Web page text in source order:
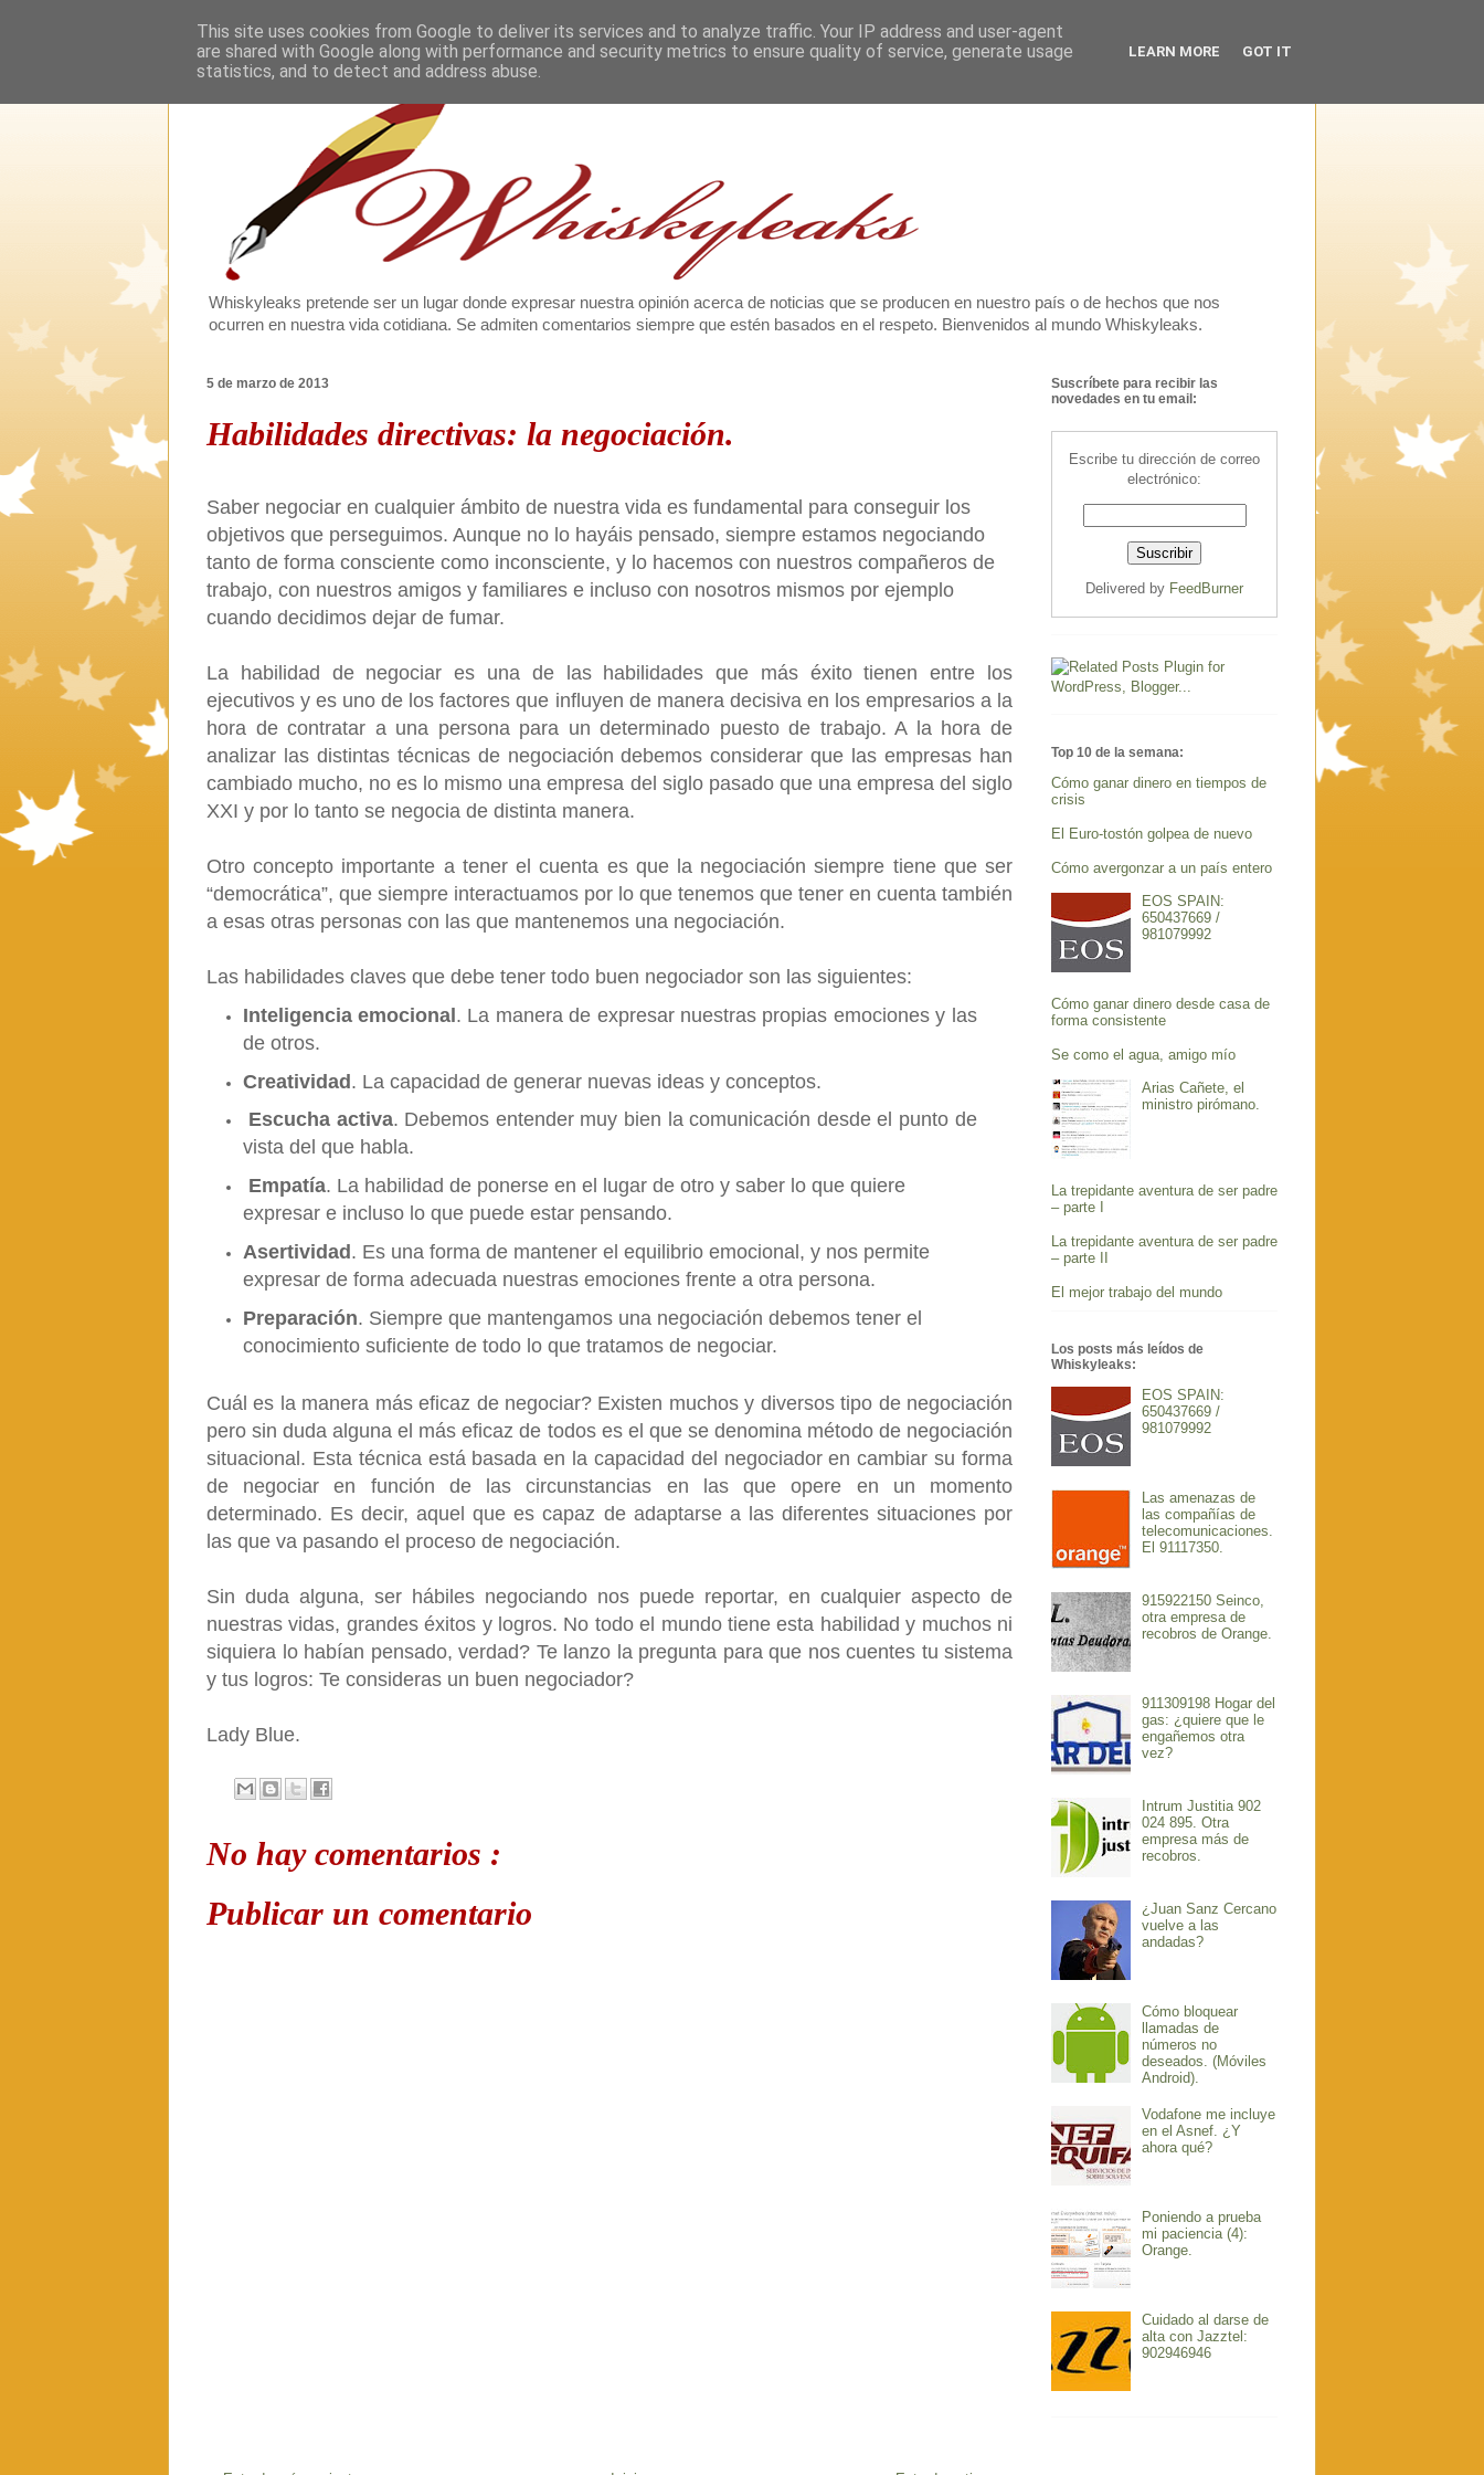
Whiskyleaks pretende ser un lugar donde expresar nuestra opinión acerca de noticias que se producen en nuestro país o de hechos que nos
ocurren en nuestra vida cotidiana. Se admiten comentarios siempre que estén basados en el respeto. Bienvenidos al mundo Whiskyleaks.
5 de marzo de 2013
Habilidades directivas: la negociación.
Saber negociar en cualquier ámbito de nuestra vida es fundamental para conseguir los
objetivos que perseguimos. Aunque no lo hayáis pensado, siempre estamos negociando
tanto de forma consciente como inconsciente, y lo hacemos con nuestros compañeros de
trabajo, con nuestros amigos y familiares e incluso con nosotros mismos por ejemplo
cuando decidimos dejar de fumar.
La habilidad de negociar es una de las habilidades que más éxito tienen entre los
ejecutivos y es uno de los factores que influyen de manera decisiva en los empresarios a la
hora de contratar a una persona para un determinado puesto de trabajo. A la hora de
analizar las distintas técnicas de negociación debemos considerar que las empresas han
cambiado mucho, no es lo mismo una empresa del siglo pasado que una empresa del siglo
XXI y por lo tanto se negocia de distinta manera.
Otro concepto importante a tener el cuenta es que la negociación siempre tiene que ser
“democrática”, que siempre interactuamos por lo que tenemos que tener en cuenta también
a esas otras personas con las que mantenemos una negociación.
Las habilidades claves que debe tener todo buen negociador son las siguientes:
Inteligencia emocional. La manera de expresar nuestras propias emociones y las
de otros.
Creatividad. La capacidad de generar nuevas ideas y conceptos.
Escucha activa. Debemos entender muy bien la comunicación desde el punto de
vista del que habla.
Empatía. La habilidad de ponerse en el lugar de otro y saber lo que quiere
expresar e incluso lo que puede estar pensando.
Asertividad. Es una forma de mantener el equilibrio emocional, y nos permite
expresar de forma adecuada nuestras emociones frente a otra persona.
Preparación. Siempre que mantengamos una negociación debemos tener el
conocimiento suficiente de todo lo que tratamos de negociar.
Cuál es la manera más eficaz de negociar? Existen muchos y diversos tipo de negociación
pero sin duda alguna el más eficaz de todos es el que se denomina método de negociación
situacional. Esta técnica está basada en la capacidad del negociador en cambiar su forma
de negociar en función de las circunstancias en las que opere en un momento
determinado. Es decir, aquel que es capaz de adaptarse a las diferentes situaciones por
las que va pasando el proceso de negociación.
Sin duda alguna, ser hábiles negociando nos puede reportar, en cualquier aspecto de
nuestras vidas, grandes éxitos y logros. No todo el mundo tiene esta habilidad y muchos ni
siquiera lo habían pensado, verdad? Te lanzo la pregunta para que nos cuentes tu sistema
y tus logros: Te consideras un buen negociador?
Lady Blue.
No hay comentarios :
Publicar un comentario
Suscríbete para recibir las
novedades en tu email:
Escribe tu dirección de correo
electrónico:
Delivered by FeedBurner
Top 10 de la semana:
Cómo ganar dinero en tiempos de
crisis
El Euro-tostón golpea de nuevo
Cómo avergonzar a un país entero
EOS SPAIN:
650437669 /
981079992
Cómo ganar dinero desde casa de
forma consistente
Se como el agua, amigo mío
Arias Cañete, el
ministro pirómano.
La trepidante aventura de ser padre
– parte I
La trepidante aventura de ser padre
– parte II
El mejor trabajo del mundo
Los posts más leídos de
Whiskyleaks:
EOS SPAIN:
650437669 /
981079992
Las amenazas de
las compañías de
telecomunicaciones.
El 91117350.
915922150 Seinco,
otra empresa de
recobros de Orange.
911309198 Hogar del
gas: ¿quiere que le
engañemos otra
vez?
Intrum Justitia 902
024 895. Otra
empresa más de
recobros.
¿Juan Sanz Cercano
vuelve a las
andadas?
Cómo bloquear
llamadas de
números no
deseados. (Móviles
Android).
Vodafone me incluye
en el Asnef. ¿Y
ahora qué?
Poniendo a prueba
mi paciencia (4):
Orange.
Cuidado al darse de
alta con Jazztel:
902946946
This site uses cookies from Google to deliver its services and to analyze traffic. Your IP address and user-agent
are shared with Google along with performance and security metrics to ensure quality of service, generate usage
statistics, and to detect and address abuse.
LEARN MORE GOT IT